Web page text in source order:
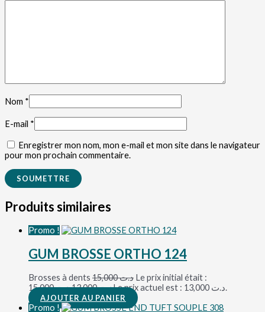
Nom *
E-mail *
Enregistrer mon nom, mon e-mail et mon site dans le navigateur
pour mon prochain commentaire.
Produits similaires
Promo !
GUM BROSSE ORTHO 124
Brosses à dents د.ت15,000
Le prix initial était :
د.ت 15,000.
د.ت13,000 Le prix actuel est : د.ت 13,000.
AJOUTER AU PANIER
Promo !